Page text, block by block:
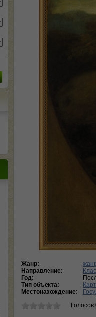
Жанр:
Направление:
Год:
Тип объекта:
Местонахождение: